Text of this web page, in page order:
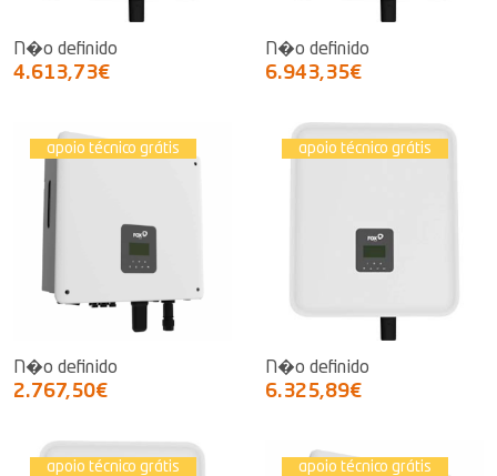
N�o definido
4.613,73€
N�o definido
6.943,35€
apoio técnico grátis
N�o definido
2.767,50€
apoio técnico grátis
N�o definido
6.325,89€
apoio técnico grátis apoio técnico grátis